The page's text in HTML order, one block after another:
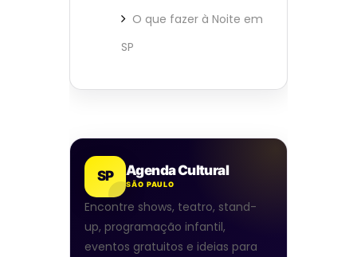
O que fazer à Noite em
SP
SP Agenda Cultural
SÃO PAULO
Encontre shows, teatro, stand-
up, programação infantil,
eventos gratuitos e ideias para